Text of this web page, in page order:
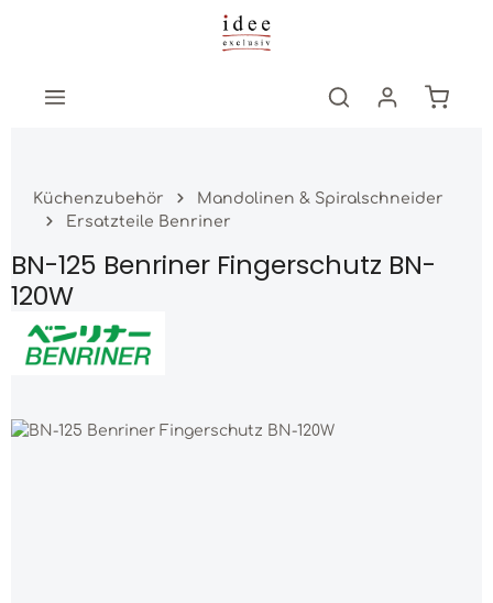
Zum Hauptinhalt springen
Küchenzubehör
Mandolinen & Spiralschneider
Ersatzteile Benriner
BN-125 Benriner Fingerschutz BN-
120W
Bildergalerie überspringen